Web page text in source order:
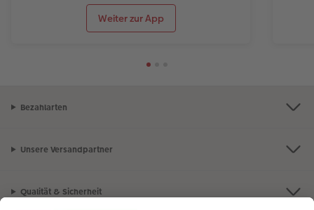
Weiter zur App
Bezahlarten
Unsere Versandpartner
Qualität & Sicherheit